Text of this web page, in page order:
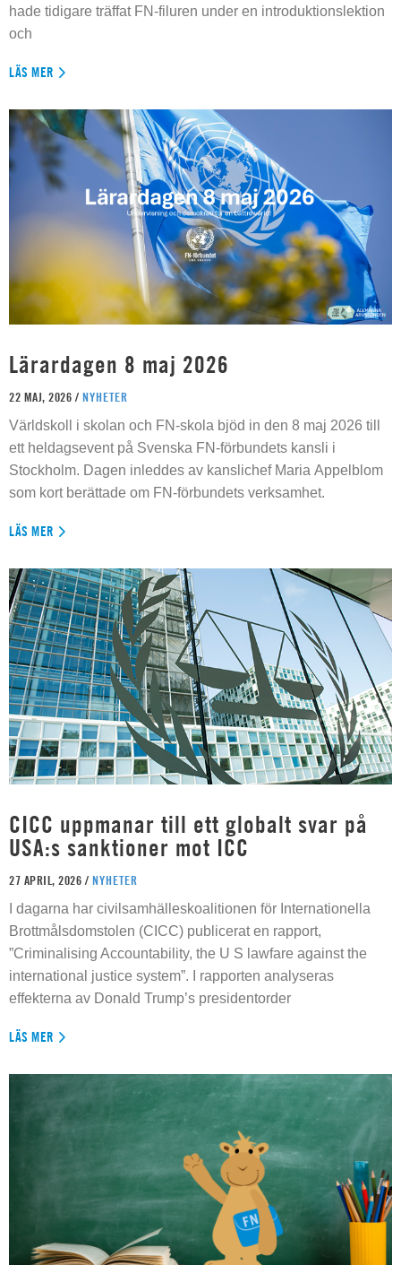
hade tidigare träffat FN-filuren under en introduktionslektion
och
LÄS MER
Lärardagen 8 maj 2026
22 MAJ, 2026 / NYHETER
Världskoll i skolan och FN-skola bjöd in den 8 maj 2026 till
ett heldagsevent på Svenska FN-förbundets kansli i
Stockholm. Dagen inleddes av kanslichef Maria Appelblom
som kort berättade om FN-förbundets verksamhet.
LÄS MER
CICC uppmanar till ett globalt svar på
USA:s sanktioner mot ICC
27 APRIL, 2026 / NYHETER
I dagarna har civilsamhälleskoalitionen för Internationella
Brottmålsdomstolen (CICC) publicerat en rapport,
”Criminalising Accountability, the U S lawfare against the
international justice system”. I rapporten analyseras
effekterna av Donald Trump’s presidentorder
LÄS MER